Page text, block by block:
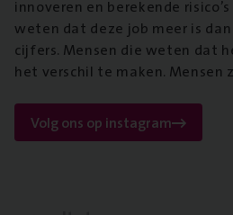
innoveren en berekende
weten dat deze job meer is
cijfers. Mensen die weten dat
het verschil te maken. Mensen
Volg ons op instagram